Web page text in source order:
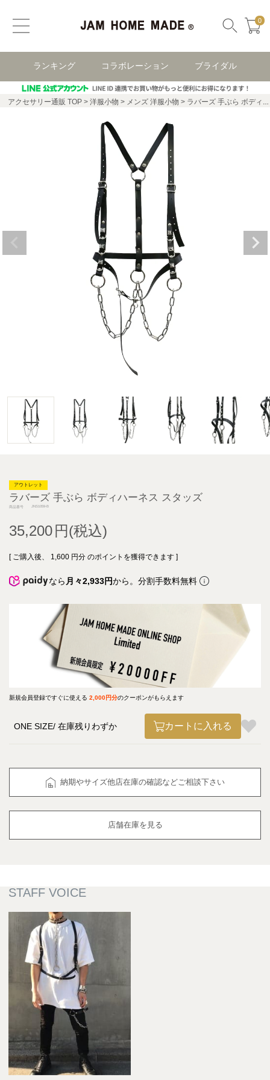
0
ランキング コラボレーション ブライダル
アクセサリー通販 TOP 洋服小物 メンズ 洋服小物 ラバーズ 手ぶら ボディハーネス スタッズ
アウトレット
ラバーズ 手ぶら ボディハーネス スタッズ
商品番号 JNS1059-B
35,200
[ ご購入後、 1,600 円分 のポイントを獲得できます ]
なら 月々2,933円から。分割手数料無料
新規会員登録ですぐに使える 2,000円分のクーポンがもらえます
ONE SIZE 在庫残りわずか カートに入れる
納期やサイズ他店在庫の確認などご相談下さい
店舗在庫を見る